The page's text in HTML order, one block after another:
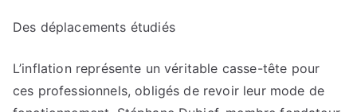
Des déplacements étudiés
L’inflation représente un véritable casse-tête pour
ces professionnels, obligés de revoir leur mode de